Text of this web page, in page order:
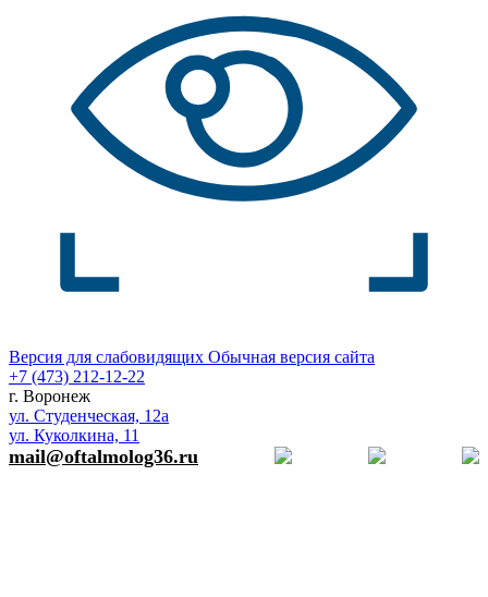
Версия для слабовидящих Обычная версия сайта
+7 (473) 212-12-22
г. Воронеж
ул. Студенческая, 12а
ул. Куколкина, 11
mail@oftalmolog36.ru